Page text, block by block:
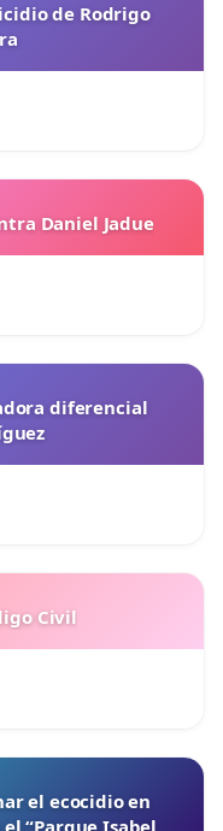
de Rodrigo
Daniel Jadue
diferencial
Civil
el ecocidio en